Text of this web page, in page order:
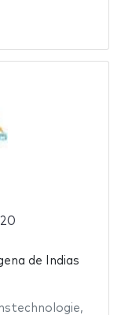
de Indias
,